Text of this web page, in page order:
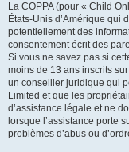
La COPPA (pour « Child
États-Unis d’Amérique qui
potentiellement des
consentement écrit des
Si vous ne savez pas si
moins de 13 ans inscrits
un conseiller juridique qui
Limited et que les
d’assistance légale et ne
lorsque l’assistance porte
problèmes d’abus ou